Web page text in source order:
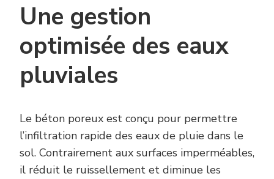
Une gestion
optimisée des eaux
pluviales
Le béton poreux est conçu pour permettre
l’infiltration rapide des eaux de pluie dans le
sol. Contrairement aux surfaces imperméables,
il réduit le ruissellement et diminue les